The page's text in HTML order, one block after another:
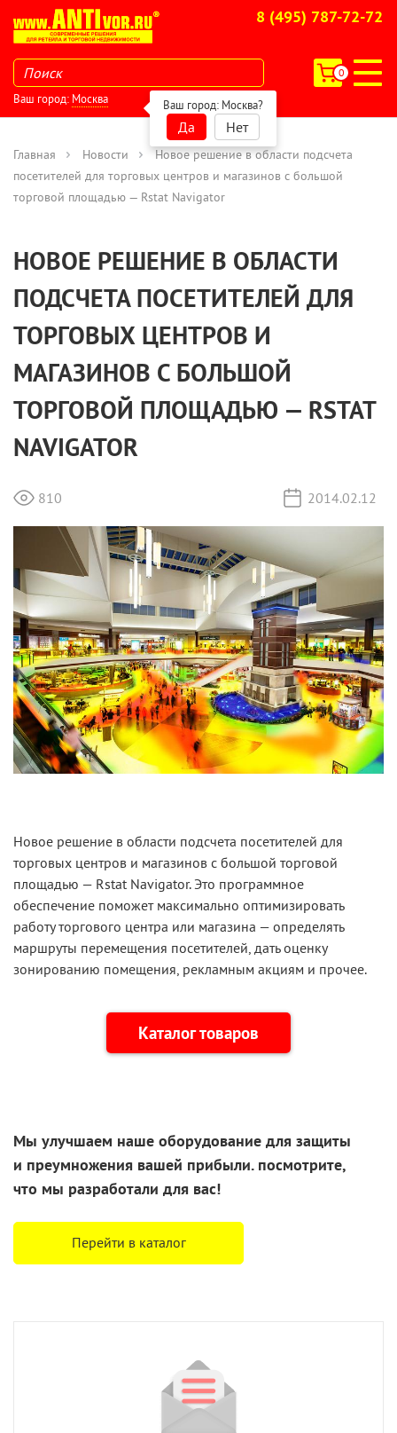
8 (495) 787-72-72
0
Ваш город: Москва Ваш город: Москва?
Да Нет
Главная Новости
Новое решение в области подсчета
посетителей для торговых центров и магазинов с большой
торговой площадью — Rstat Navigator
НОВОЕ РЕШЕНИЕ В ОБЛАСТИ
ПОДСЧЕТА ПОСЕТИТЕЛЕЙ ДЛЯ
ТОРГОВЫХ ЦЕНТРОВ И
МАГАЗИНОВ С БОЛЬШОЙ
ТОРГОВОЙ ПЛОЩАДЬЮ — RSTAT
NAVIGATOR
810 2014.02.12
Новое решение в области подсчета посетителей для
торговых центров и магазинов с большой торговой
площадью — Rstat Navigator. Это программное
обеспечение поможет максимально оптимизировать
работу торгового центра или магазина — определять
маршруты перемещения посетителей, дать оценку
зонированию помещения, рекламным акциям и прочее.
Каталог товаров
Мы улучшаем наше оборудование для защиты
и преумножения вашей прибыли. посмотрите,
что мы разработали для вас!
Перейти в каталог